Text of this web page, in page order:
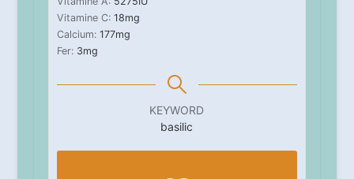
Vitamine C: 18mg
Calcium: 177mg
Fer: 3mg
KEYWORD
basilic